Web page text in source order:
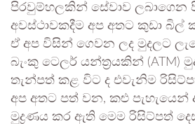
පිරවුම්හලකින් සේවාව ලබාගෙන
අවස්ථාවකදීම අප අතට කුඩා බිල්
ඒ අප විසින් ගෙවන ලද මුදලට
බැංකු ටෙලර් යන්ත්‍රයකින් (ATM)
තැන්පත් කළ විට ද එවැනිම
අප අතට පත් වන, කළු පැහැයෙන්
මුද්‍රණය කර ඇති මෙම රිසිට්පත්